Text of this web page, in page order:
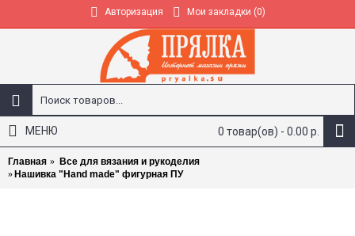
Авторизация Мои закладки (0)
0 товар(ов) - 0.00 р.
МЕНЮ
Главная
Все для вязания и рукоделия
Нашивка "Hand made" фигурная ПУ